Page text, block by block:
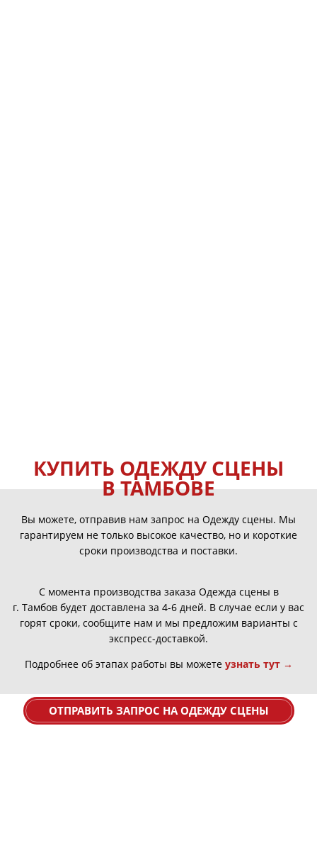
КУПИТЬ ОДЕЖДУ СЦЕНЫ
В ТАМБОВЕ
Вы можете, отправив нам запрос на Одежду сцены. Мы
гарантируем не только высокое качество, но и короткие
сроки производства и поставки.
С момента производства заказа Одежда сцены в
г. Тамбов будет доставлена за 4-6 дней. В случае если у вас
горят сроки, сообщите нам и мы предложим варианты с
экспресс-доставкой.
Подробнее об этапах работы вы можете узнать тут →
ОТПРАВИТЬ ЗАПРОС НА ОДЕЖДУ СЦЕНЫ